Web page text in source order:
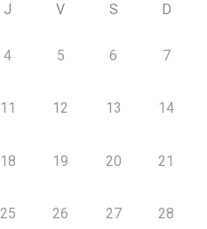
J V S D
4 5 6 7
11 12 13 14
18 19 20 21
25 26 27 28